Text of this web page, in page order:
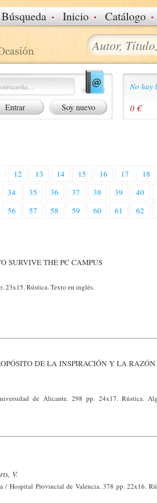
Búsqueda · Inicio · Catálogo ·
Soy nuevo
No hay
0 €
12 13 14 15 16 17 18
34 35 36 37 38 39 40
56 57 58 59 60 61 62
SURVIVE THE PC CAMPUS
23x15. Rústica. Texto en inglés.
DE LA INSPIRACIÓN Y LA
de Alicante. 298 pp. 24x17. Rústica.
V.
/ Hospital Provincial de Valencia. 378 pp. 22x16.